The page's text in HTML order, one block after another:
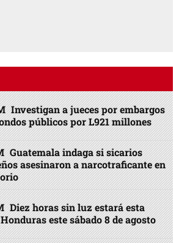
Investigan a jueces por embargos
públicos por L921 millones
Guatemala indaga si sicarios
asesinaron a narcotraficante en
Diez horas sin luz estará esta
este sábado 8 de agosto